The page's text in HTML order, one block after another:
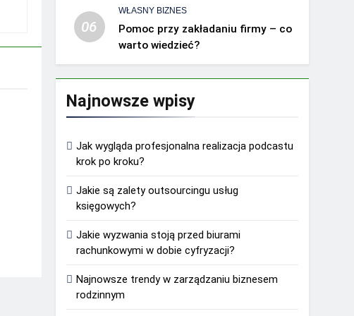
06
WŁASNY BIZNES
Pomoc przy zakładaniu firmy – co
warto wiedzieć?
Najnowsze wpisy
Jak wygląda profesjonalna realizacja podcastu
krok po kroku?
Jakie są zalety outsourcingu usług
księgowych?
Jakie wyzwania stoją przed biurami
rachunkowymi w dobie cyfryzacji?
Najnowsze trendy w zarządzaniu biznesem
rodzinnym